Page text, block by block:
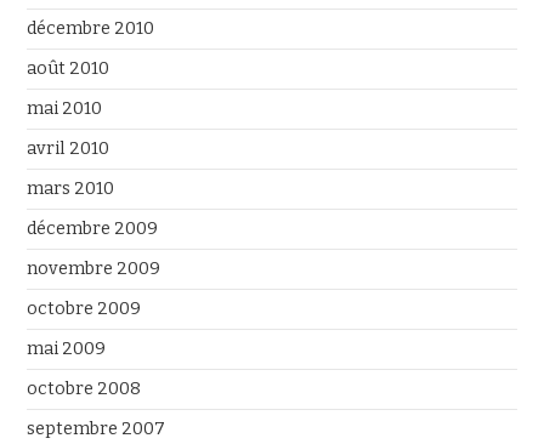
décembre 2010
août 2010
mai 2010
avril 2010
mars 2010
décembre 2009
novembre 2009
octobre 2009
mai 2009
octobre 2008
septembre 2007